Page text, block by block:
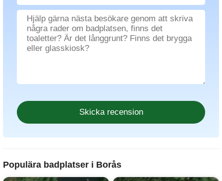
Populära badplatser i Borås